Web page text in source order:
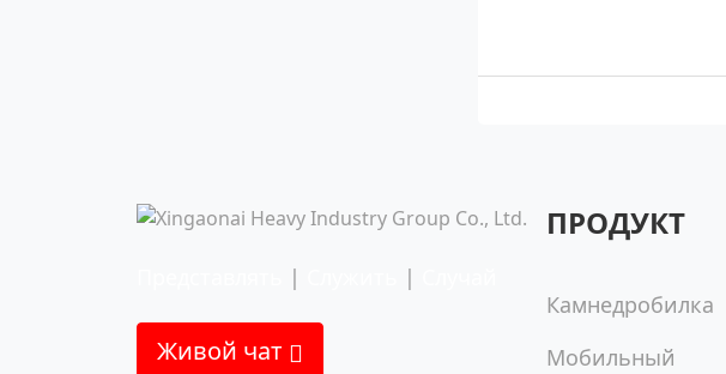
| |
Живой чат
ПРОДУКТ
Камнедробилка
Мобильный